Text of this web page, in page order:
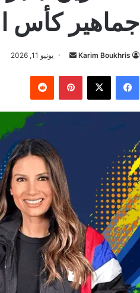
جماهير كأس
Karim Boukhris
أرسل
إلكترونيا
يونيو 11, 2026
فيسبوك ‫X بينتيريست